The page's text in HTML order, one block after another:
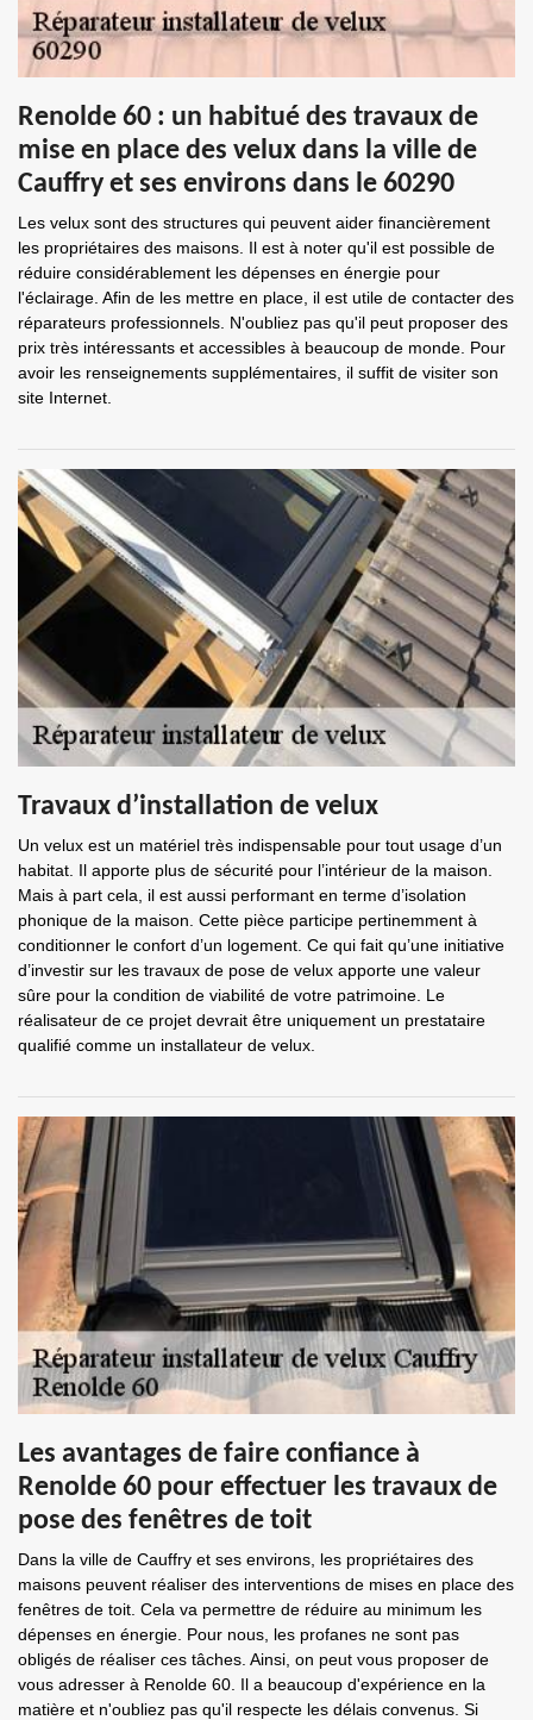
Renolde 60 : un habitué des travaux de
mise en place des velux dans la ville de
Cauffry et ses environs dans le 60290
Les velux sont des structures qui peuvent aider financièrement
les propriétaires des maisons. Il est à noter qu'il est possible de
réduire considérablement les dépenses en énergie pour
l'éclairage. Afin de les mettre en place, il est utile de contacter des
réparateurs professionnels. N'oubliez pas qu'il peut proposer des
prix très intéressants et accessibles à beaucoup de monde. Pour
avoir les renseignements supplémentaires, il suffit de visiter son
site Internet.
Travaux d’installation de velux
Un velux est un matériel très indispensable pour tout usage d’un
habitat. Il apporte plus de sécurité pour l’intérieur de la maison.
Mais à part cela, il est aussi performant en terme d’isolation
phonique de la maison. Cette pièce participe pertinemment à
conditionner le confort d’un logement. Ce qui fait qu’une initiative
d’investir sur les travaux de pose de velux apporte une valeur
sûre pour la condition de viabilité de votre patrimoine. Le
réalisateur de ce projet devrait être uniquement un prestataire
qualifié comme un installateur de velux.
Les avantages de faire confiance à
Renolde 60 pour effectuer les travaux de
pose des fenêtres de toit
Dans la ville de Cauffry et ses environs, les propriétaires des
maisons peuvent réaliser des interventions de mises en place des
fenêtres de toit. Cela va permettre de réduire au minimum les
dépenses en énergie. Pour nous, les profanes ne sont pas
obligés de réaliser ces tâches. Ainsi, on peut vous proposer de
vous adresser à Renolde 60. Il a beaucoup d'expérience en la
matière et n'oubliez pas qu'il respecte les délais convenus. Si